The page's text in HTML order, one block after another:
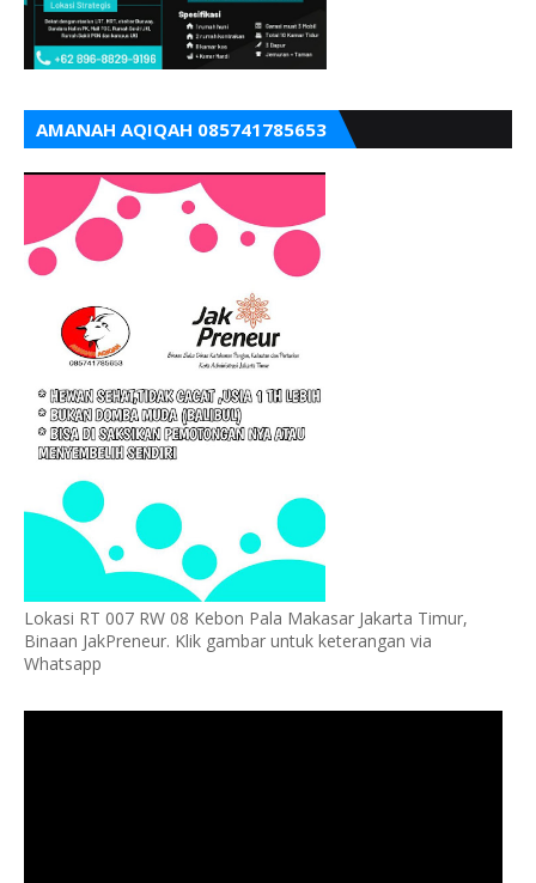
AMANAH AQIQAH 085741785653
Lokasi RT 007 RW 08 Kebon Pala Makasar Jakarta Timur,
Binaan JakPreneur. Klik gambar untuk keterangan via
Whatsapp